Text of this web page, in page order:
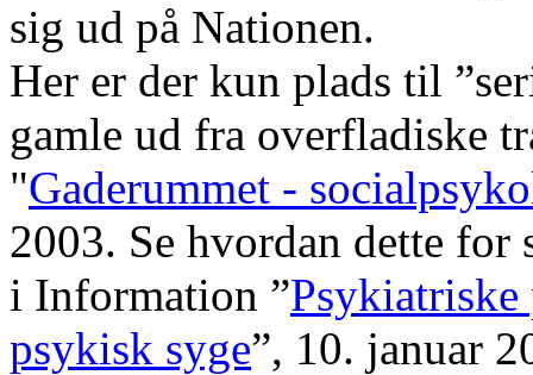
sig ud på Nationen.
Her er der kun plads til
gamle ud fra overfladiske
"Gaderummet -
2003. Se hvordan dette
i Information ”
psykisk syge”, 10. januar